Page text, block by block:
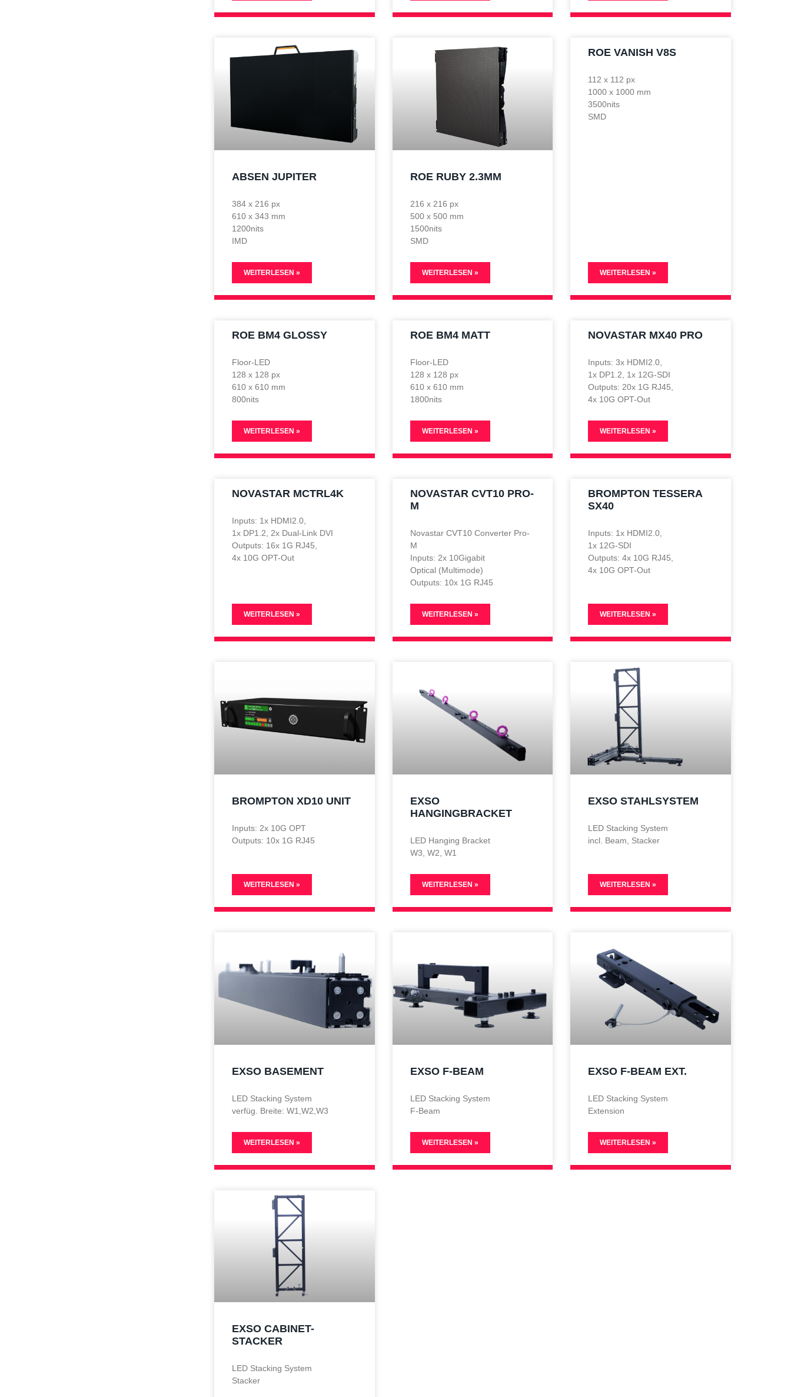
ABSEN JUPITER
384 x 216 px
610 x 343 mm
1200nits
IMD
WEITERLESEN »
ROE RUBY 2.3MM
216 x 216 px
500 x 500 mm
1500nits
SMD
WEITERLESEN »
ROE VANISH V8S
112 x 112 px
1000 x 1000 mm
3500nits
SMD
WEITERLESEN »
ROE BM4 GLOSSY
Floor-LED
128 x 128 px
610 x 610 mm
800nits
WEITERLESEN »
ROE BM4 MATT
Floor-LED
128 x 128 px
610 x 610 mm
1800nits
WEITERLESEN »
NOVASTAR MX40 PRO
Inputs: 3x HDMI2.0,
1x DP1.2, 1x 12G-SDI
Outputs: 20x 1G RJ45,
4x 10G OPT-Out
WEITERLESEN »
NOVASTAR MCTRL4K
Inputs: 1x HDMI2.0,
1x DP1.2, 2x Dual-Link DVI
Outputs: 16x 1G RJ45,
4x 10G OPT-Out
WEITERLESEN »
NOVASTAR CVT10 PRO-
M
Novastar CVT10 Converter Pro-
M
Inputs: 2x 10Gigabit
Optical (Multimode)
Outputs: 10x 1G RJ45
WEITERLESEN »
BROMPTON TESSERA
SX40
Inputs: 1x HDMI2.0,
1x 12G-SDI
Outputs: 4x 10G RJ45,
4x 10G OPT-Out
WEITERLESEN »
BROMPTON XD10 UNIT
Inputs: 2x 10G OPT
Outputs: 10x 1G RJ45
WEITERLESEN »
EXSO
HANGINGBRACKET
LED Hanging Bracket
W3, W2, W1
WEITERLESEN »
EXSO STAHLSYSTEM
LED Stacking System
incl. Beam, Stacker
WEITERLESEN »
EXSO BASEMENT
LED Stacking System
verfüg. Breite: W1,W2,W3
WEITERLESEN »
EXSO F-BEAM
LED Stacking System
F-Beam
WEITERLESEN »
EXSO F-BEAM EXT.
LED Stacking System
Extension
WEITERLESEN »
EXSO CABINET-
STACKER
LED Stacking System
Stacker